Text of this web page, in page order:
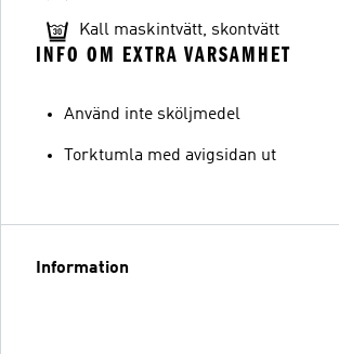
Kall maskintvätt, skontvätt
INFO OM EXTRA VARSAMHET
Använd inte sköljmedel
Torktumla med avigsidan ut
Information